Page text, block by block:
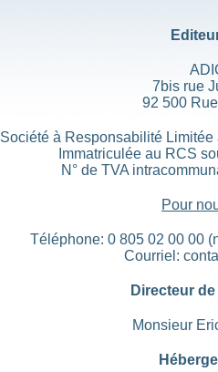
7bis rue
92 500
Société à Responsabilité
Immatriculée au RCS
N° de TVA
Pour
Téléphone: 0 805 02 00 00
Courriel:
Directeur
Monsieur